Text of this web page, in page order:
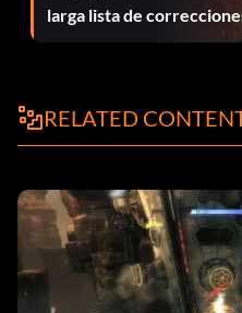
Fuegos artificiales
Objetivo: Mojarse los pies -
99 globos rojos
larga lista de
RELATED